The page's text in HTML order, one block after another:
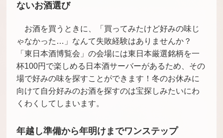
ないお酒選び
お酒を買うときに、「買ってみたけど好みの味じ
ゃなかった…」なんて失敗経験はありませんか？
「東日本酒博覧会」の会場には東日本厳選銘柄を一
杯100円で楽しめる日本酒サーバーがあるため、その
場で好みの味を探すことができます！冬のお休みに
向けて自分好みのお酒を探すのは宝探しみたいにわ
くわくしてしまいます。
年越し準備から年明けまでワンステップ